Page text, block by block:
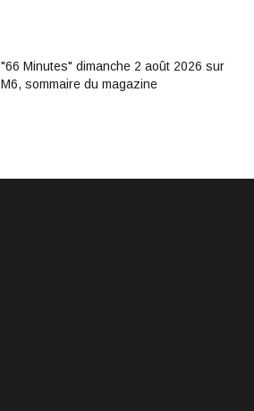
"66 Minutes" dimanche 2 août 2026 sur
M6, sommaire du magazine